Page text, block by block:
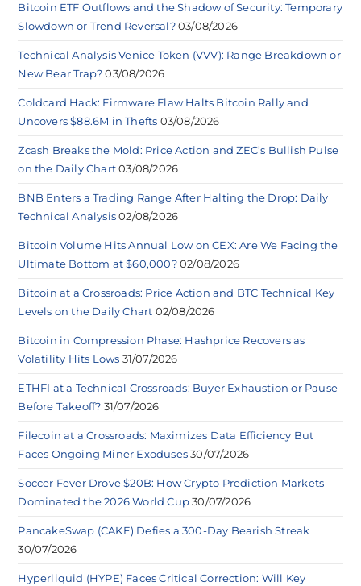
Bitcoin ETF Outflows and the Shadow of Security: Temporary
Slowdown or Trend Reversal? 03/08/2026
Technical Analysis Venice Token (VVV): Range Breakdown or
New Bear Trap? 03/08/2026
Coldcard Hack: Firmware Flaw Halts Bitcoin Rally and
Uncovers $88.6M in Thefts 03/08/2026
Zcash Breaks the Mold: Price Action and ZEC’s Bullish Pulse
on the Daily Chart 03/08/2026
BNB Enters a Trading Range After Halting the Drop: Daily
Technical Analysis 02/08/2026
Bitcoin Volume Hits Annual Low on CEX: Are We Facing the
Ultimate Bottom at $60,000? 02/08/2026
Bitcoin at a Crossroads: Price Action and BTC Technical Key
Levels on the Daily Chart 02/08/2026
Bitcoin in Compression Phase: Hashprice Recovers as
Volatility Hits Lows 31/07/2026
ETHFI at a Technical Crossroads: Buyer Exhaustion or Pause
Before Takeoff? 31/07/2026
Filecoin at a Crossroads: Maximizes Data Efficiency But
Faces Ongoing Miner Exoduses 30/07/2026
Soccer Fever Drove $20B: How Crypto Prediction Markets
Dominated the 2026 World Cup 30/07/2026
PancakeSwap (CAKE) Defies a 300-Day Bearish Streak
30/07/2026
Hyperliquid (HYPE) Faces Critical Correction: Will Key